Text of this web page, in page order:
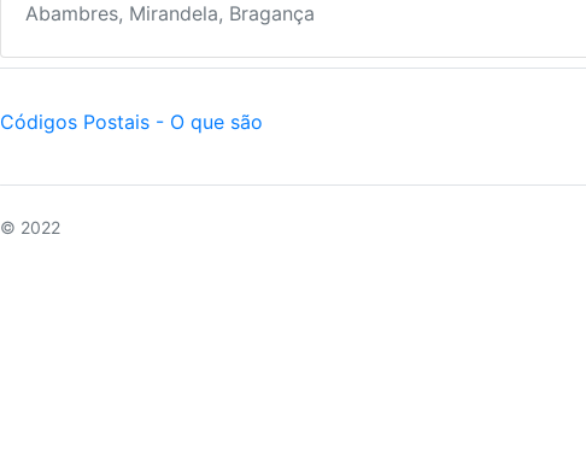
Abambres, Mirandela, Bragança
Códigos Postais - O que são
© 2022